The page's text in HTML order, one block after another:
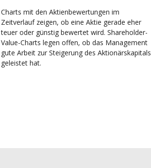
Charts mit den Aktienbewertungen im
Zeitverlauf zeigen, ob eine Aktie gerade eher
teuer oder günstig bewertet wird. Shareholder-
Value-Charts legen offen, ob das Management
gute Arbeit zur Steigerung des Aktionärskapitals
geleistet hat.